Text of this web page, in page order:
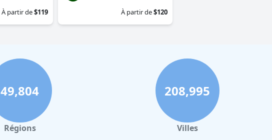
À partir de$119
À partir de$120
49,804
Régions
208,995
Villes